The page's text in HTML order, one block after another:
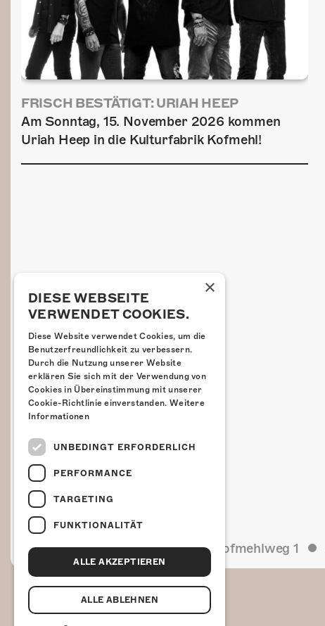
FRISCH BESTÄTIGT: URIAH HEEP
Am Sonntag, 15. November 2026 kommen
Uriah Heep in die Kulturfabrik Kofmehl!
Kulturfabrik Kofmehl Kofmehlweg 1
×
DIESE WEBSEITE
VERWENDET COOKIES.
Diese Website verwendet Cookies, um die
Benutzerfreundlichkeit zu verbessern.
Durch die Nutzung unserer Website
erklären Sie sich mit der Verwendung von
Cookies in Übereinstimmung mit unserer
Cookie-Richtlinie einverstanden. Weitere
Informationen
UNBEDINGT ERFORDERLICH
PERFORMANCE
TARGETING
FUNKTIONALITÄT
ALLE AKZEPTIEREN
ALLE ABLEHNEN